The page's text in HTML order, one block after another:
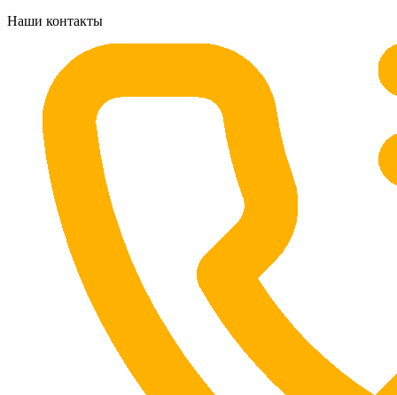
Наши контакты